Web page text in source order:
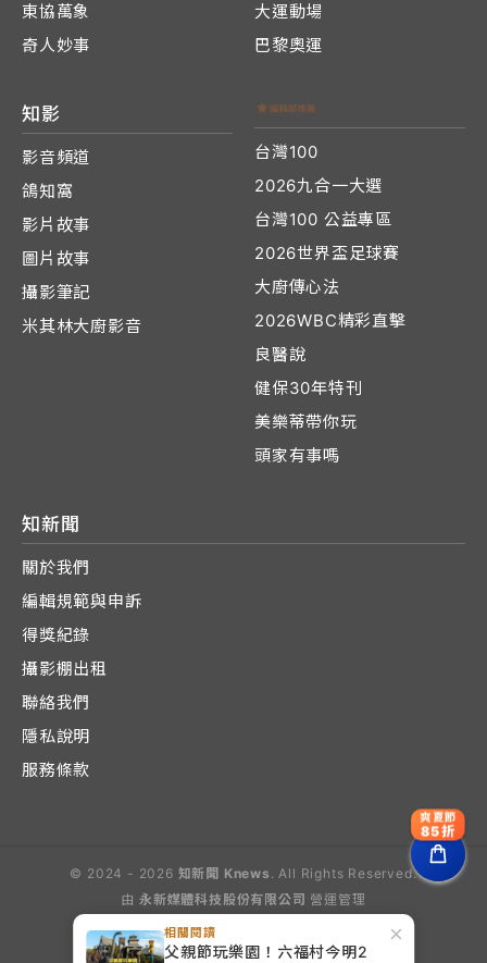
×
相關閱讀
父親節玩樂園！六福村今明2
東協萬象
奇人妙事
大運動場
巴黎奧運
知影
影音頻道
鴿知窩
影片故事
圖片故事
攝影筆記
米其林大廚影音
台灣100
2026九合一大選
台灣100 公益專區
2026世界盃足球賽
大廚傳心法
2026WBC精彩直擊
良醫說
健保30年特刊
美樂蒂帶你玩
頭家有事嗎
知新聞
關於我們
編輯規範與申訴
得獎紀錄
攝影棚出租
聯絡我們
隱私說明
服務條款
© 2024 - 2026 知新聞 Knews . All Rights Reserved.
由 永新媒體科技股份有限公司 營運管理
爽夏節
85折